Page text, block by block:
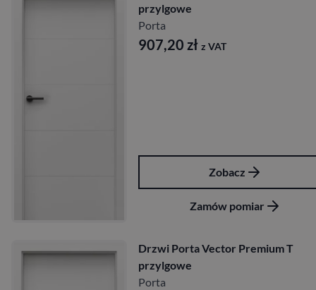
przylgowe
Porta
907,20 zł z VAT
Zobacz
Zamów pomiar
Drzwi Porta Vector Premium T
przylgowe
Porta